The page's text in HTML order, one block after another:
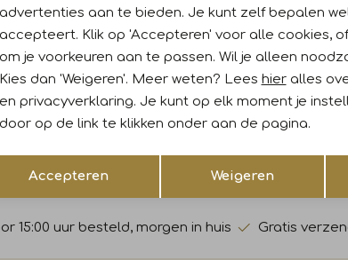
gelijk €5,- korting!* Niet
Hoe wij met
15:00 uur besteld, morgen in huis Gratis
advertenties aan te bieden. Je kunt zelf bepalen
accepteert. Klik op 'Accepteren' voor alle cookies,
om je voorkeuren aan te passen. Wil je alleen
Kies dan 'Weigeren'. Meer weten? Lees hieralles
en privacyverklaring. Je kunt op elk moment je
door op de link te klikken onder aan de pagina.
Accepteren Weigeren